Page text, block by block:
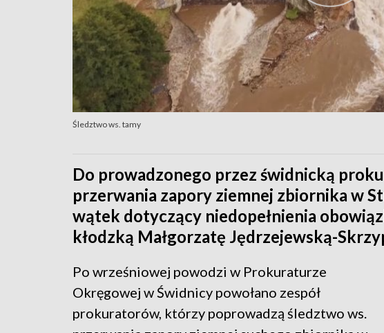
Śledztwo ws. tamy
Do prowadzonego przez świdnicką
przerwania zapory ziemnej zbiornika w
wątek dotyczący niedopełnienia
kłodzką Małgorzatę Jędrzejewską-
Po wrześniowej powodzi w Prokuraturze
Okręgowej w Świdnicy powołano zespół
prokuratorów, którzy poprowadzą śledztwo ws.